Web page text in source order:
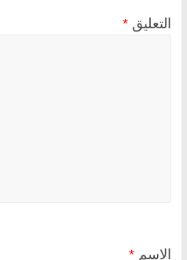
التعليق *
الاسم *